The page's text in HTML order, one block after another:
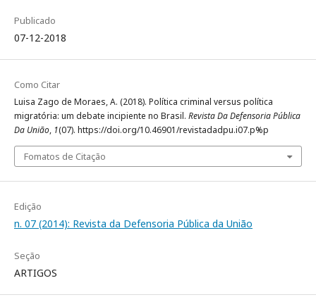
Publicado
07-12-2018
Como Citar
Luisa Zago de Moraes, A. (2018). Política criminal versus política
migratória: um debate incipiente no Brasil. Revista Da Defensoria Pública
Da União, 1(07). https://doi.org/10.46901/revistadadpu.i07.p%p
Fomatos de Citação
Edição
n. 07 (2014): Revista da Defensoria Pública da União
Seção
ARTIGOS